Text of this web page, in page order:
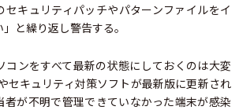
セキュリティパッチやパターンファイルをイ
と繰り返し警告する。
ンをすべて最新の状態にしておくのは大変
セキュリティ対策ソフトが最新版に更新され
者が不明で管理できていなかった端末が感染